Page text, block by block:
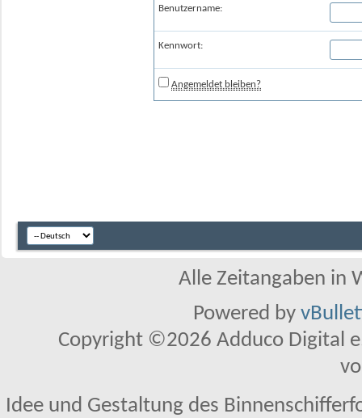
Benutzername:
Kennwort:
Angemeldet bleiben?
Alle Zeitangaben in
Powered by
Copyright ©2026 Adduco Digital
Idee und Gestaltung des